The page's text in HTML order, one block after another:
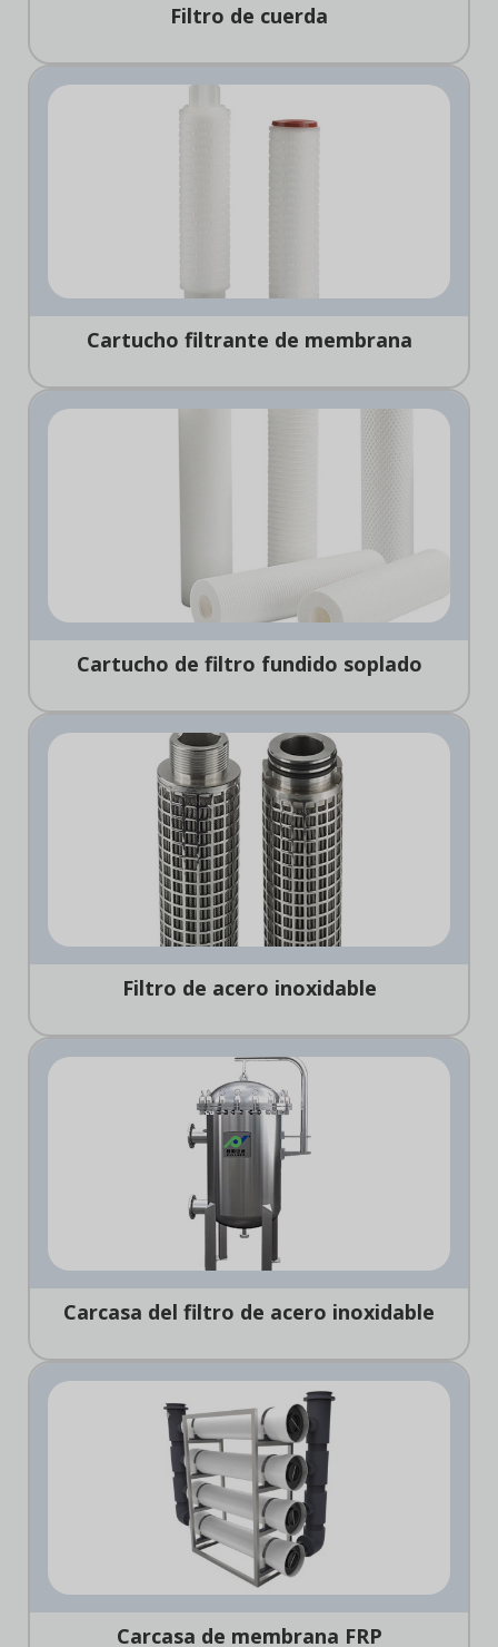
Filtro de cuerda
Cartucho filtrante de membrana
Cartucho de filtro fundido soplado
Filtro de acero inoxidable
Carcasa del filtro de acero inoxidable
Carcasa de membrana FRP